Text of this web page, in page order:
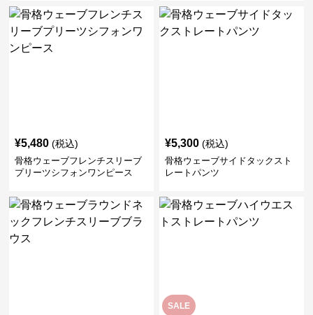
¥5,480 (税込)
骨格ウェーブフレンチスリーブ
プリーツシフォンワンピース
¥5,300 (税込)
骨格ウェーブサイドタックスト
レートパンツ
SALE